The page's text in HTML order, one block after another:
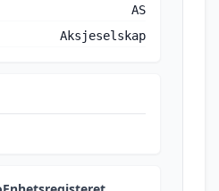
AS
Aksjeselskap